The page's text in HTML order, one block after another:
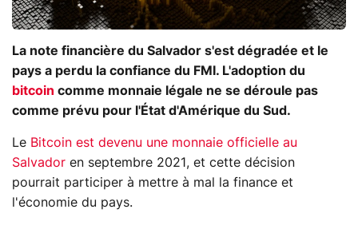
La note financière du Salvador s'est dégradée et le
pays a perdu la confiance du FMI. L'adoption du
bitcoin comme monnaie légale ne se déroule pas
comme prévu pour l'État d'Amérique du Sud.
Le Bitcoin est devenu une monnaie officielle au
Salvador en septembre 2021, et cette décision
pourrait participer à mettre à mal la finance et
l'économie du pays.